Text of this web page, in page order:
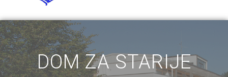
DOM ZA STARIJE